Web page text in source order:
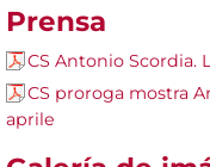
Prensa
CS Antonio Scordia.
CS proroga mostra
aprile